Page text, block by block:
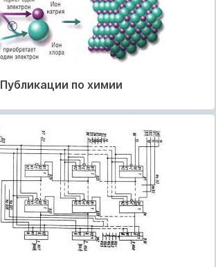
Публикации по химии